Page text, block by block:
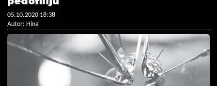
05.10.2020 18:38
Autor: Hina